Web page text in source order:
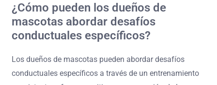
¿Cómo pueden los dueños de
mascotas abordar desafíos
conductuales específicos?
Los dueños de mascotas pueden abordar desafíos
conductuales específicos a través de un entrenamiento